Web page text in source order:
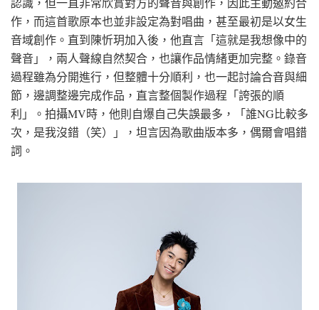
作，而這首歌原本也並非設定為對唱曲，甚至最初是以女生
音域創作。直到陳忻玥加入後，他直言「這就是我想像中的
聲音」，兩人聲線自然契合，也讓作品情緒更加完整。錄音
過程雖為分開進行，但整體十分順利，也一起討論合音與細
節，邊調整邊完成作品，直言整個製作過程「誇張的順
利」。拍攝MV時，他則自爆自己失誤最多，「誰NG比較多
次，是我沒錯（笑）」，坦言因為歌曲版本多，偶爾會唱錯
詞。